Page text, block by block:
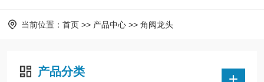
当前位置： 首页 >> 产品中心 >> 角阀龙头
产品分类